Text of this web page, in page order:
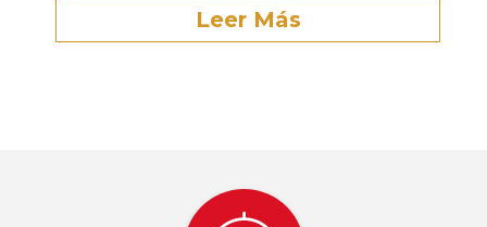
Leer Más